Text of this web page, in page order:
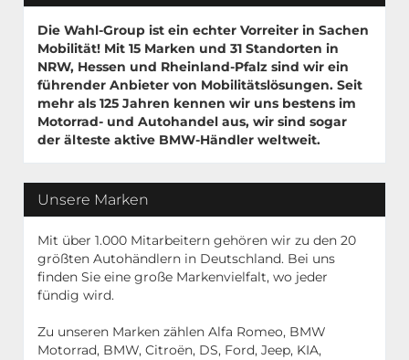
Die Wahl-Group ist ein echter Vorreiter in Sachen
Mobilität! Mit 15 Marken und 31 Standorten in
NRW, Hessen und Rheinland-Pfalz sind wir ein
führender Anbieter von Mobilitätslösungen. Seit
mehr als 125 Jahren kennen wir uns bestens im
Motorrad- und Autohandel aus, wir sind sogar
der älteste aktive BMW-Händler weltweit.
Unsere Marken
Mit über 1.000 Mitarbeitern gehören wir zu den 20
größten Autohändlern in Deutschland. Bei uns
finden Sie eine große Markenvielfalt, wo jeder
fündig wird.
Zu unseren Marken zählen Alfa Romeo, BMW
Motorrad, BMW, Citroën, DS, Ford, Jeep, KIA,